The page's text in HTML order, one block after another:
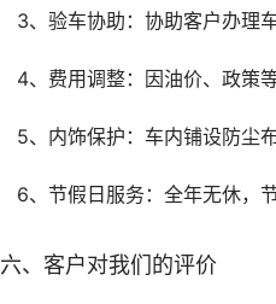
3、验车协助：协助客户办理
4、费用调整：因油价、政策
5、内饰保护：车内铺设防尘
6、节假日服务：全年无休，
六、客户对我们的评价